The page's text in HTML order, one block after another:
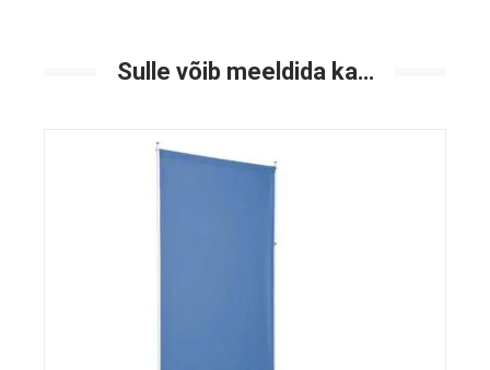
Sulle võib meeldida ka…